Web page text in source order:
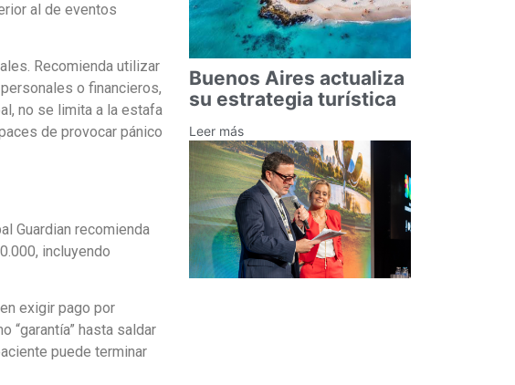
al de eventos
Recomienda utilizar
o financieros,
no se limita a la estafa
de provocar pánico
Guardian recomienda
incluyendo
exigir pago por
“garantía” hasta saldar
puede terminar
Buenos Aires actualiza
su estrategia turística
Leer más